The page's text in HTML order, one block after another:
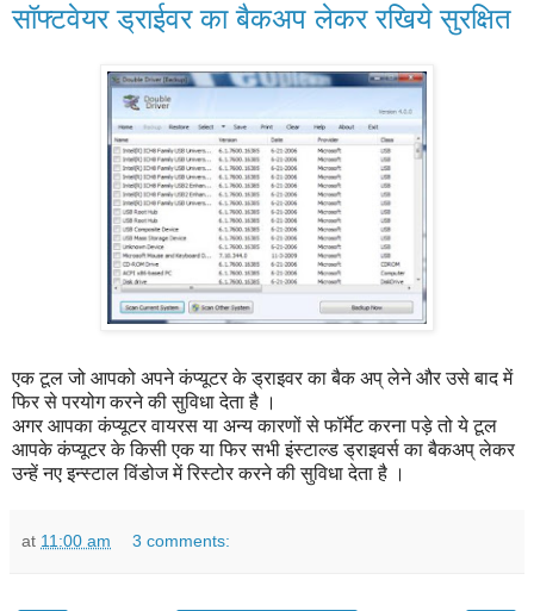
सॉफ्टवेयर ड्राईवर का बैकअप लेकर रखिये सुरक्षित
एक टूल जो आपको अपने कंप्यूटर के ड्राइवर का बैक अप् लेने और उसे बाद में
फिर से परयोग करने की सुविधा देता है ।
अगर आपका कंप्यूटर वायरस या अन्य कारणों से फॉर्मेट करना पड़े तो ये टूल
आपके कंप्यूटर के किसी एक या फिर सभी इंस्टाल्ड ड्राइवर्स का बैकअप् लेकर
उन्हें नए इन्स्टाल विंडोज में रिस्टोर करने की सुविधा देता है ।
at 11:00 am 3 comments: